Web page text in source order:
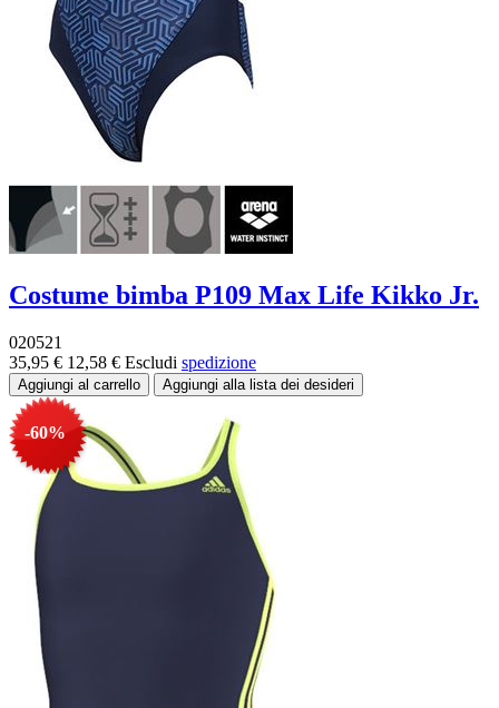
Costume bimba P109 Max Life Kikko Jr.
020521
35,95 € 12,58 € Escludi spedizione
-60%